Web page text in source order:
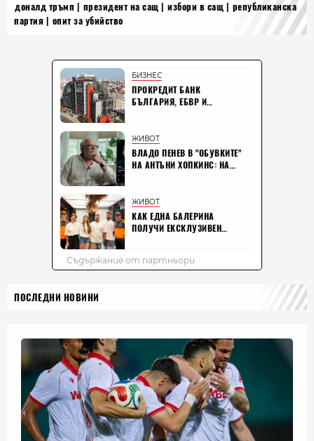
доналд тръмп президент на сащ избори в сащ
републиканска
партия
опит за убийство
ПОСЛЕДНИ НОВИНИ